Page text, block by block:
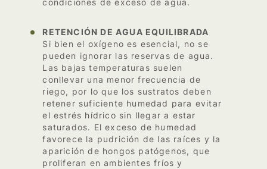
condiciones de exceso de agua.
RETENCIÓN DE AGUA EQUILIBRADA
Si bien el oxígeno es esencial, no se
pueden ignorar las reservas de agua.
Las bajas temperaturas suelen
conllevar una menor frecuencia de
riego, por lo que los sustratos deben
retener suficiente humedad para evitar
el estrés hídrico sin llegar a estar
saturados. El exceso de humedad
favorece la pudrición de las raíces y la
aparición de hongos patógenos, que
proliferan en ambientes fríos y